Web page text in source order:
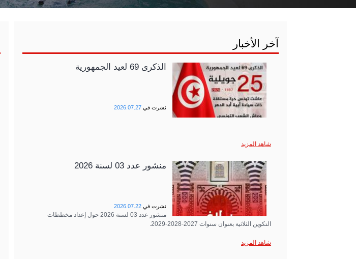
آخر الأخبار
الذكرى 69 لعيد الجمهورية
نشرت في 2026.07.27
شاهد المزيد
منشور عدد 03 لسنة 2026
نشرت في 2026.07.22
منشور عدد 03 لسنة 2026 حول إعداد مخططات
التكوين الثلاثية بعنوان سنوات 2027-2028-2029.
شاهد المزيد